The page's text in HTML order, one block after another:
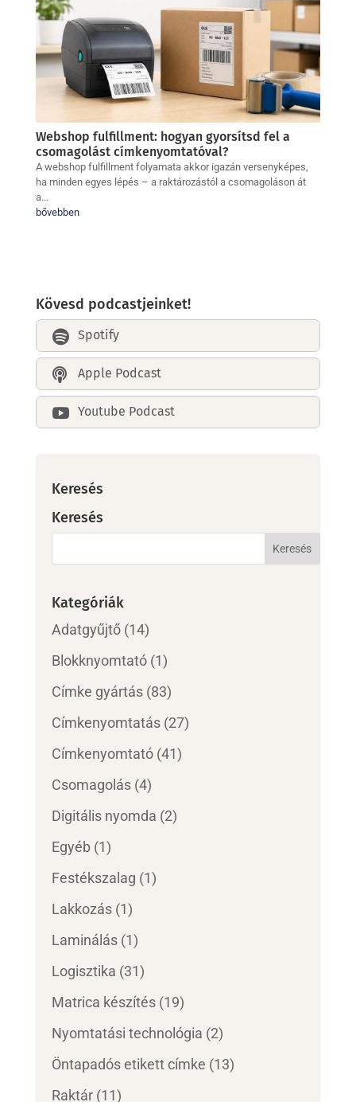
Webshop fulfillment: hogyan gyorsítsd fel a
csomagolást címkenyomtatóval?
A webshop fulfillment folyamata akkor igazán versenyképes,
ha minden egyes lépés – a raktározástól a csomagoláson át
a...
bővebben
Kövesd podcastjeinket!
 Spotify
 Apple Podcast
 Youtube Podcast
Keresés
Keresés
Kategóriák
Adatgyűjtő(14)
Blokknyomtató(1)
Címke gyártás(83)
Címkenyomtatás(27)
Címkenyomtató(41)
Csomagolás(4)
Digitális nyomda (2)
Egyéb(1)
Festékszalag (1)
Lakkozás(1)
Laminálás(1)
Logisztika (31)
Matrica készítés(19)
Nyomtatási technológia (2)
Öntapadós etikett címke (13)
Raktár(11)